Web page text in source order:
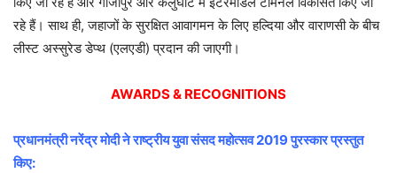
रहे हैं। साथ ही, जहाजों के सुरक्षित आवागमन के लिए हल्दिया और वाराणसी के बीच
लीस्ट अस्सुरेड डेप्थ (एलएडी) प्रदान की जाएगी।
AWARDS & RECOGNITIONS
प्रधानमंत्री नरेंद्र मोदी ने राष्ट्रीय युवा संसद महोत्सव 2019 पुरस्कार प्रस्तुत
किए: